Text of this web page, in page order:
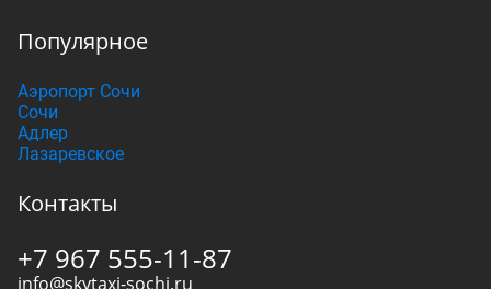
Популярное
Аэропорт Сочи
Сочи
Адлер
Лазаревское
Контакты
+7 967 555-11-87
info@skytaxi-sochi.ru